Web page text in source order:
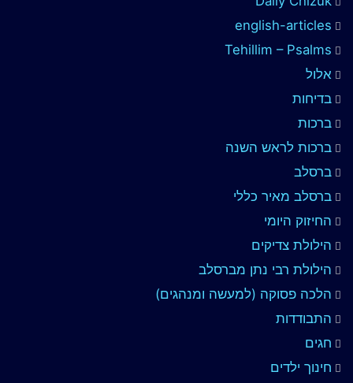
english-articles
Tehillim – Psalms
אלול
בדיחות
ברכות
ברכות לראש השנה
ברסלב
ברסלב מאיר כללי
החיזוק היומי
הילולת צדיקים
הילולת רבי נתן מברסלב
הלכה פסוקה (למעשה ומנהגים)
התבודדות
חגים
חינוך ילדים